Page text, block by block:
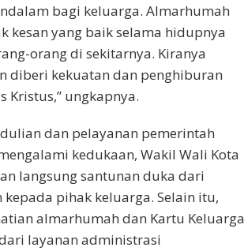
bagi keluarga. Almarhumah
kesan yang baik selama hidupnya
orang di sekitarnya. Kiranya
diberi kekuatan dan penghiburan
Kristus,” ungkapnya.
dan pelayanan pemerintah
kedukaan, Wakil Wali Kota
langsung santunan duka dari
pihak keluarga. Selain itu,
almarhumah dan Kartu Keluarga
layanan administrasi